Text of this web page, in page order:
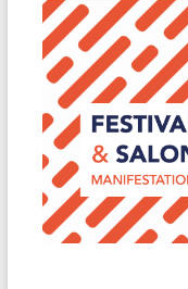
e
d
a
t
.